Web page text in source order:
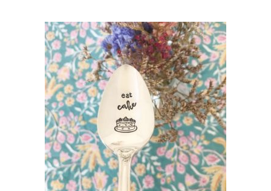
PETITE CUILLÈRE GRAVÉE VINTAGE : EAT
CAKE
35,00
AJOUTER AU PANIER